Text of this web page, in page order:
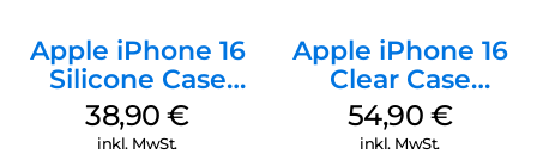
Apple iPhone 16
Silicone Case
MagSafe
Ultramarine
38,90€
inkl. MwSt.
Apple iPhone 16
Clear Case
MagSafe
Transparent
54,90 €
inkl. MwSt.